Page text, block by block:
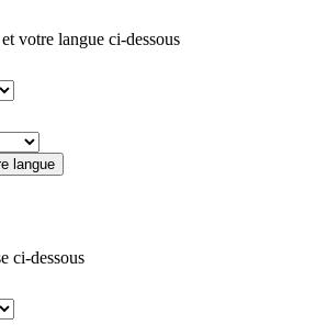
votre langue ci-dessous
langue
ci-dessous